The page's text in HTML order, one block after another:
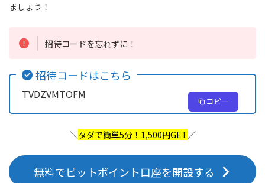
ましょう！
招待コードを忘れずに！
招待コードはこちら
TVDZVMTOFM
コピー
＼タダで簡単5分！1,500円GET／
無料でビットポイント口座を開設する